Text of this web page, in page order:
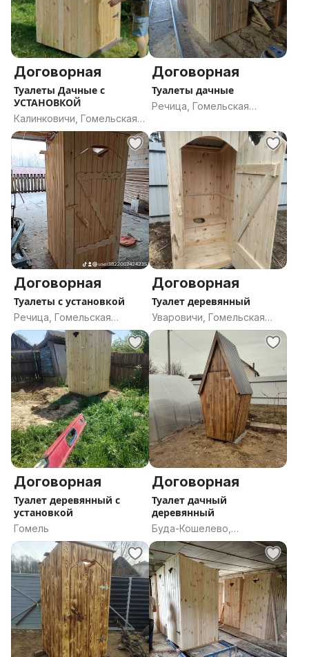
Договорная
Туалеты Дачные с
УСТАНОВКОЙ
Калинковичи, Гомельская
область
Договорная
Туалеты дачные
Речица, Гомельская
Договорная
Туалеты с установкой
Речица, Гомельская
область
Договорная
Туалет деревянный
Уваровичи, Гомельская
область
Договорная
Туалет деревянный с
установкой
Гомель
Договорная
Туалет дачный
деревянный
Буда-Кошелево,
Гомельская область